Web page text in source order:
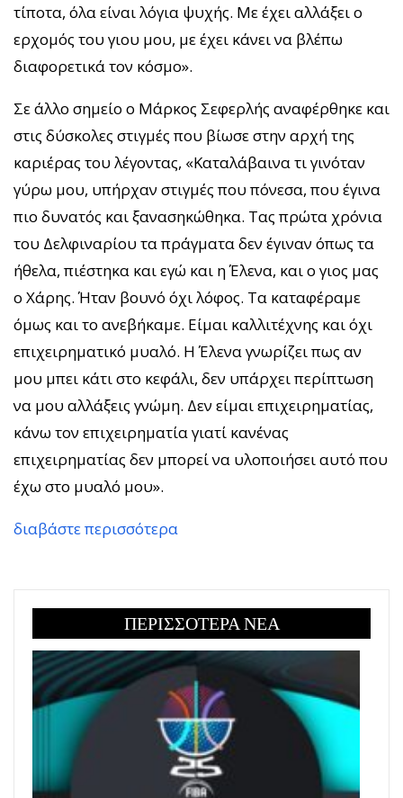
τίποτα, όλα είναι λόγια ψυχής. Με έχει αλλάξει ο
ερχομός του γιου μου, με έχει κάνει να βλέπω
διαφορετικά τον κόσμο».
Σε άλλο σημείο ο Μάρκος Σεφερλής αναφέρθηκε και
στις δύσκολες στιγμές που βίωσε στην αρχή της
καριέρας του λέγοντας, «Καταλάβαινα τι γινόταν
γύρω μου, υπήρχαν στιγμές που πόνεσα, που έγινα
πιο δυνατός και ξανασηκώθηκα. Τας πρώτα χρόνια
του Δελφιναρίου τα πράγματα δεν έγιναν όπως τα
ήθελα, πιέστηκα και εγώ και η Έλενα, και ο γιος μας
ο Χάρης. Ήταν βουνό όχι λόφος. Τα καταφέραμε
όμως και το ανεβήκαμε. Είμαι καλλιτέχνης και όχι
επιχειρηματικό μυαλό. Η Έλενα γνωρίζει πως αν
μου μπει κάτι στο κεφάλι, δεν υπάρχει περίπτωση
να μου αλλάξεις γνώμη. Δεν είμαι επιχειρηματίας,
κάνω τον επιχειρηματία γιατί κανένας
επιχειρηματίας δεν μπορεί να υλοποιήσει αυτό που
έχω στο μυαλό μου».
διαβάστε περισσότερα
ΠΕΡΙΣΣΟΤΕΡΑ ΝΕΑ